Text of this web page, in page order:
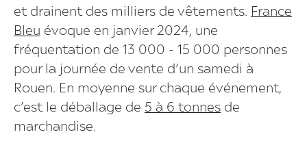
et drainent des milliers de vêtements. France
Bleu évoque en janvier 2024, une
fréquentation de 13 000 - 15 000 personnes
pour la journée de vente d’un samedi à
Rouen. En moyenne sur chaque événement,
c’est le déballage de 5 à 6 tonnes de
marchandise.